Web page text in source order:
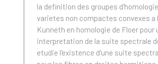
la definition des groupes
varietes non compactes convexes
Kunneth en homologie de Floer
interpretation de la suite spectrale
etudie l'existence d'une suite